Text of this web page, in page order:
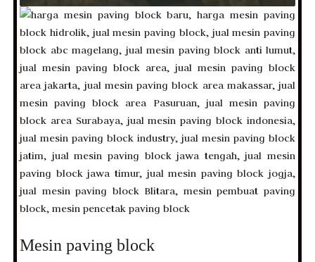
Mesin paving block